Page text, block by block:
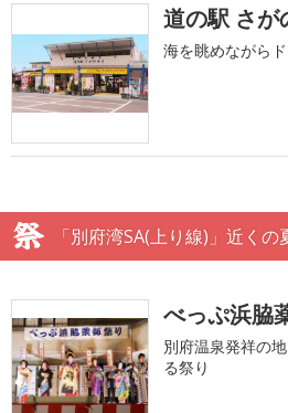
道の駅 さが
海を眺めながら
「別府湾SA(上り線)」近くの
べっぷ浜脇
別府温泉発祥の
る祭り